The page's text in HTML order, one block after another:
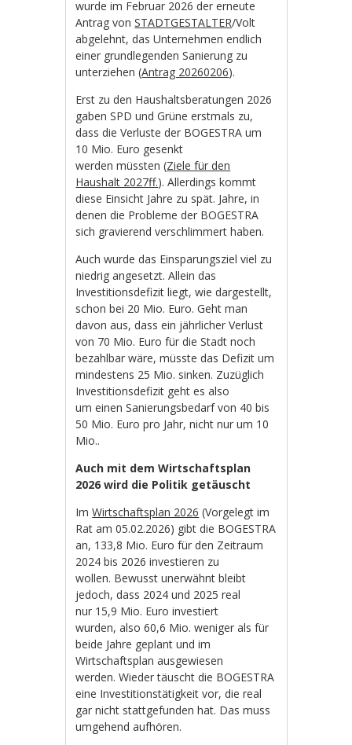
wurde im Februar 2026 der erneute
Antrag vonSTADTGESTALTER/Volt
abgelehnt, das Unternehmen endlich
einer grundlegenden Sanierung zu
unterziehen (Antrag 20260206).
Erst zu den Haushaltsberatungen 2026
gaben SPD und Grüne erstmals zu,
dass die Verluste der BOGESTRA um
10 Mio. Euro gesenkt
werden müssten (Ziele für den
Haushalt 2027ff.). Allerdings kommt
diese Einsicht Jahre zu spät. Jahre, in
denen die Probleme der BOGESTRA
sich gravierend verschlimmert haben.
Auch wurde das Einsparungsziel viel zu
niedrig angesetzt. Allein das
Investitionsdefizit liegt, wie dargestellt,
schon bei 20 Mio. Euro. Geht man
davon aus, dass ein jährlicher Verlust
von 70 Mio. Euro für die Stadt noch
bezahlbar wäre, müsste das Defizit um
mindestens 25 Mio. sinken. Zuzüglich
Investitionsdefizit geht es also
um einen Sanierungsbedarf von 40 bis
50 Mio. Euro pro Jahr, nicht nur um 10
Mio..
Auch mit dem Wirtschaftsplan
2026 wird die Politik getäuscht
ImWirtschaftsplan 2026 (Vorgelegt im
Rat am 05.02.2026) gibt die BOGESTRA
an, 133,8 Mio. Euro für den Zeitraum
2024 bis 2026 investieren zu
wollen. Bewusst unerwähnt bleibt
jedoch, dass 2024 und 2025 real
nur 15,9 Mio. Euro investiert
wurden, also 60,6 Mio. weniger als für
beide Jahre geplant und im
Wirtschaftsplan ausgewiesen
werden. Wieder täuscht die BOGESTRA
eine Investitionstätigkeit vor, die real
gar nicht stattgefunden hat. Das muss
umgehend aufhören.